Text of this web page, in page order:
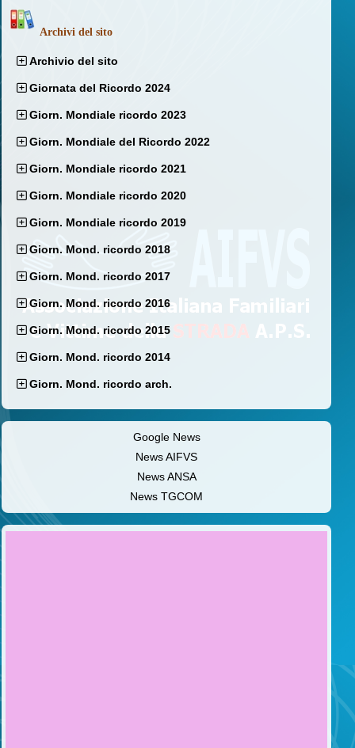
Archivi del sito
Archivio del sito
Giornata del Ricordo 2024
Giorn. Mondiale ricordo 2023
Giorn. Mondiale del Ricordo 2022
Giorn. Mondiale ricordo 2021
Giorn. Mondiale ricordo 2020
Giorn. Mondiale ricordo 2019
Giorn. Mond. ricordo 2018
Giorn. Mond. ricordo 2017
Giorn. Mond. ricordo 2016
Giorn. Mond. ricordo 2015
Giorn. Mond. ricordo 2014
Giorn. Mond. ricordo arch.
Google News
News AIFVS
News ANSA
News TGCOM